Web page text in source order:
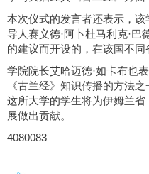
本次仪式的发言者还表示，
导人赛义德·阿卜杜马利克·巴
的建议而开设的，在该国不同
学院院长艾哈迈德·如卡布也
《古兰经》知识传播的方法
这所大学的学生将为伊姆兰
展做出贡献。
4080083